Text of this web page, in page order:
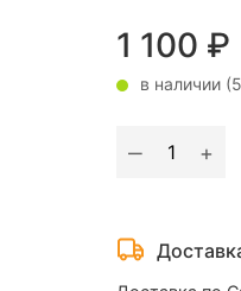
1 100 ₽
в наличии
‒
Fuaro
+